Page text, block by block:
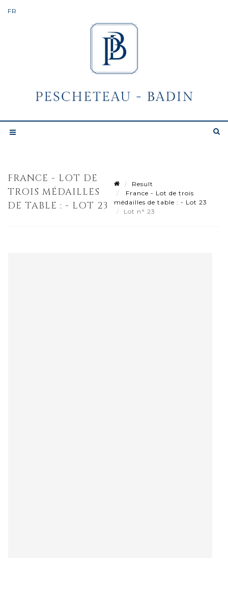
FRANCE - LOT DE
TROIS MÉDAILLES
DE TABLE : - LOT 23
Result
France - Lot de trois
médailles de table : - Lot 23
Lot n° 23